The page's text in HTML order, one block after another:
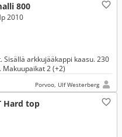
800
2010
arkkujääkappi kaasu. 230
Makuupaikat 2 (+2)
Porvoo, Ulf Westerberg
Hard top